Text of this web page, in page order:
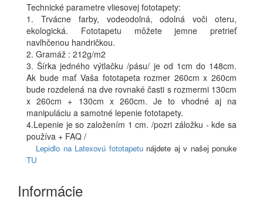
Technické parametre vliesovej fototapety:
1. Trvácne farby, vodeodolná, odolná voči oteru,
ekologická. Fototapetu môžete jemne pretrieť
navlhčenou handričkou.
2. Gramáž : 212g/m2
3. Šírka jedného výtlačku /pásu/ je od 1cm do 148cm.
Ak bude mať Vaša fototapeta rozmer 260cm x 260cm
bude rozdelená na dve rovnaké časti s rozmermi 130cm
x 260cm + 130cm x 260cm. Je to vhodné aj na
manipuláciu a samotné lepenie fototapety.
4.Lepenie je so založením 1 cm. /pozri záložku - kde sa
používa + FAQ /
Lepidlo na Latexovú fototapetunájdete aj v našej ponuke
TU
Informácie